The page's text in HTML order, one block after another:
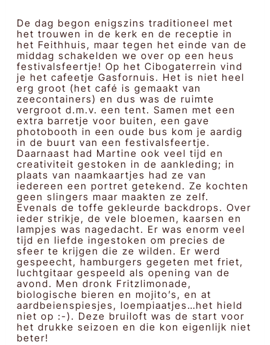
De dag begon enigszins traditioneel met
het trouwen in de kerk en de receptie in
het Feithhuis, maar tegen het einde van de
middag schakelden we over op een heus
festivalsfeertje! Op het Cibogaterrein vind
je het cafeetje Gasfornuis. Het is niet heel
erg groot (het café is gemaakt van
zeecontainers) en dus was de ruimte
vergroot d.m.v. een tent. Samen met een
extra barretje voor buiten, een gave
photobooth in een oude bus kom je aardig
in de buurt van een festivalsfeertje.
Daarnaast had Martine ook veel tijd en
creativiteit gestoken in de aankleding; in
plaats van naamkaartjes had ze van
iedereen een portret getekend. Ze kochten
geen slingers maar maakten ze zelf.
Evenals de toffe gekleurde backdrops. Over
ieder strikje, de vele bloemen, kaarsen en
lampjes was nagedacht. Er was enorm veel
tijd en liefde ingestoken om precies de
sfeer te krijgen die ze wilden. Er werd
gespeecht, hamburgers gegeten met friet,
luchtgitaar gespeeld als opening van de
avond. Men dronk Fritzlimonade,
biologische bieren en mojito’s, en at
aardbeienspiesjes, loempiaatjes…het hield
niet op :-). Deze bruiloft was de start voor
het drukke seizoen en die kon eigenlijk niet
beter!